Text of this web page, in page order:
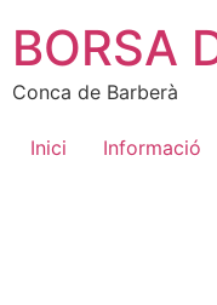
BORSA
Conca de Barberà
Inici Informació